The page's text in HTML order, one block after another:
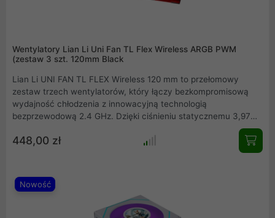
Wentylatory Lian Li Uni Fan TL Flex Wireless ARGB PWM
(zestaw 3 szt. 120mm Black
Lian Li UNI FAN TL FLEX Wireless 120 mm to przełomowy
zestaw trzech wentylatorów, który łączy bezkompromisową
wydajność chłodzenia z innowacyjną technologią
bezprzewodową 2.4 GHz. Dzięki ciśnieniu statycznemu 3,97
doskonale radzą sobie na chłodnicach i w obudowach. System
łączenia szeregowego oraz efektowne lustra nieskończoności
estetykę i maksymalny porządek wewnątrz komputera.
448,00 zł
Nowość